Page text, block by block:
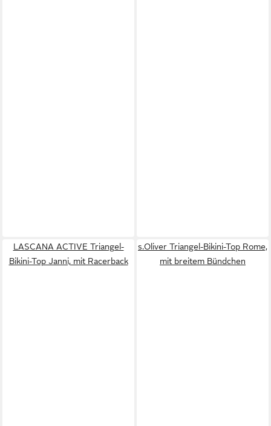
LASCANA ACTIVE Triangel-
Bikini-Top Janni, mit Racerback
s.Oliver Triangel-Bikini-Top Rome,
mit breitem Bündchen